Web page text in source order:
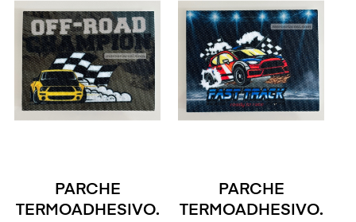
PARCHE
TERMOADHESIVO.
PARCHE
TERMOADHESIVO.